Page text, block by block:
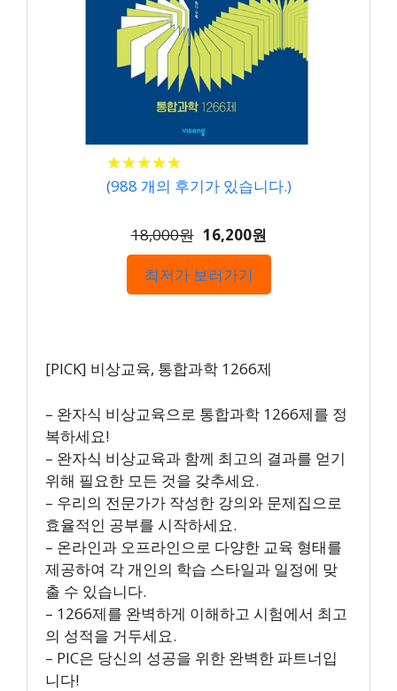
★★★★★
★★★★★
(988 개의 후기가 있습니다.)
18,000원 16,200원
최저가 보러가기
[PICK] 비상교육, 통합과학 1266제
– 완자식 비상교육으로 통합과학 1266제를 정
복하세요!
– 완자식 비상교육과 함께 최고의 결과를 얻기
위해 필요한 모든 것을 갖추세요.
– 우리의 전문가가 작성한 강의와 문제집으로
효율적인 공부를 시작하세요.
– 온라인과 오프라인으로 다양한 교육 형태를
제공하여 각 개인의 학습 스타일과 일정에 맞
출 수 있습니다.
– 1266제를 완벽하게 이해하고 시험에서 최고
의 성적을 거두세요.
– PIC은 당신의 성공을 위한 완벽한 파트너입
니다!